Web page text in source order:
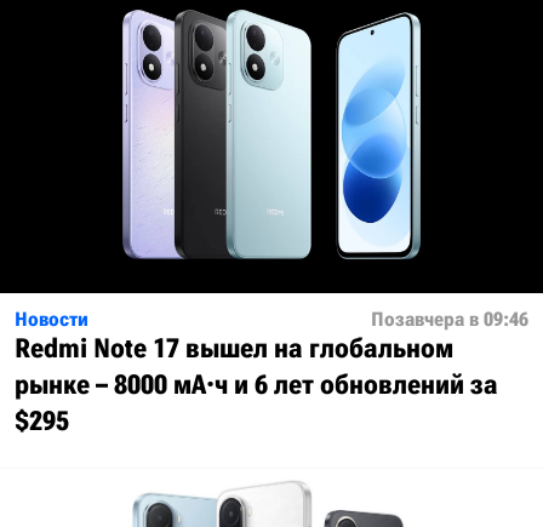
Новости Позавчера в 09:46
Redmi Note 17 вышел на глобальном
рынке – 8000 мА·ч и 6 лет обновлений за
$295